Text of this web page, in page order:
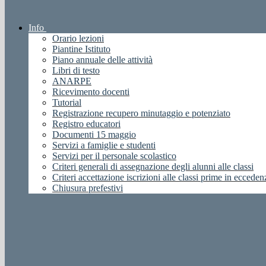
Info
Orario lezioni
Piantine Istituto
Piano annuale delle attività
Libri di testo
ANARPE
Ricevimento docenti
Tutorial
Registrazione recupero minutaggio e potenziato
Registro educatori
Documenti 15 maggio
Servizi a famiglie e studenti
Servizi per il personale scolastico
Criteri generali di assegnazione degli alunni alle classi
Criteri accettazione iscrizioni alle classi prime in
Chiusura prefestivi